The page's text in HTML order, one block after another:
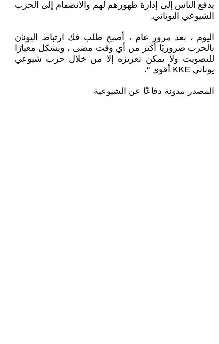
يدفع الناس إلى إدارة ظهورهم لهم والانضمام إلى الحزب
الشيوعي اليوناني.
اليوم ، بعد مرور عام ، أصبح طلب فك ارتباط اليونان
بالحرب ضروريًا أكثر من أي وقت مضى ، ويشكل معيارًا
للتصويت ولا يمكن تعزيزه إلا من خلال حزب شيوعي
يوناني KKE أقوى ".
المصدر مدونة دفاعًا عن الشيوعية